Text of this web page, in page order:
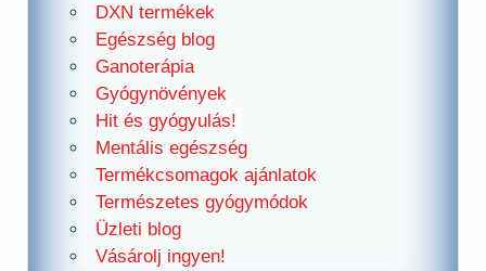
DXN termékek
Egészség blog
Ganoterápia
Gyógynövények
Hit és gyógyulás!
Mentális egészség
Termékcsomagok ajánlatok
Természetes gyógymódok
Üzleti blog
Vásárolj ingyen!